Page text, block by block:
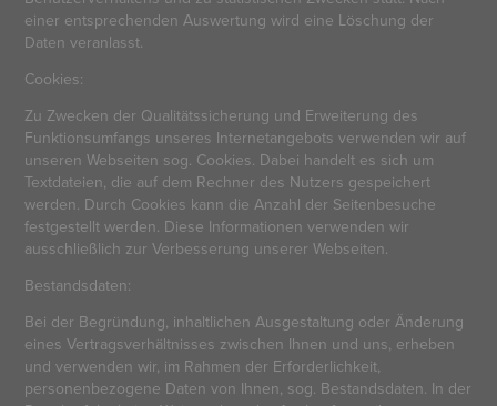
einer entsprechenden Auswertung wird eine Löschung der
Daten veranlasst.
Cookies:
Zu Zwecken der Qualitätssicherung und Erweiterung des
Funktionsumfangs unseres Internetangebots verwenden wir auf
unseren Webseiten sog. Cookies. Dabei handelt es sich um
Textdateien, die auf dem Rechner des Nutzers gespeichert
werden. Durch Cookies kann die Anzahl der Seitenbesuche
festgestellt werden. Diese Informationen verwenden wir
ausschließlich zur Verbesserung unserer Webseiten.
Bestandsdaten:
Bei der Begründung, inhaltlichen Ausgestaltung oder Änderung
eines Vertragsverhältnisses zwischen Ihnen und uns, erheben
und verwenden wir, im Rahmen der Erforderlichkeit,
personenbezogene Daten von Ihnen, sog. Bestandsdaten. In der